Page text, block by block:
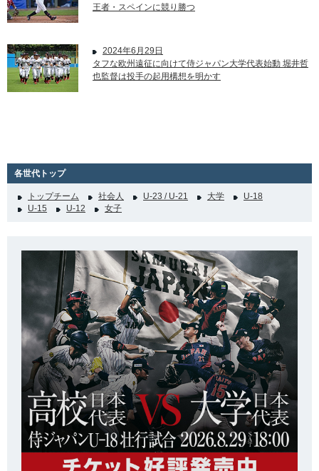
王者・スペインに競り勝つ
2024年6月29日
タフな欧州遠征に向けて侍ジャパン大学代表始動 堀井哲
也監督は投手の起用構想を明かす
各世代トップ
トップチーム 社会人 U-23 / U-21 大学
U-18
U-15
U-12 女子